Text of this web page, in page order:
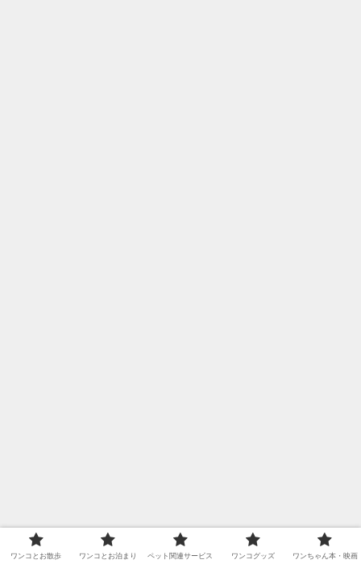
ワンコとお散歩 ワンコとお泊まり ペット関連サービス ワンコグッズ ワンちゃん本・映画